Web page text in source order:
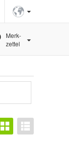
Merk-
zettel